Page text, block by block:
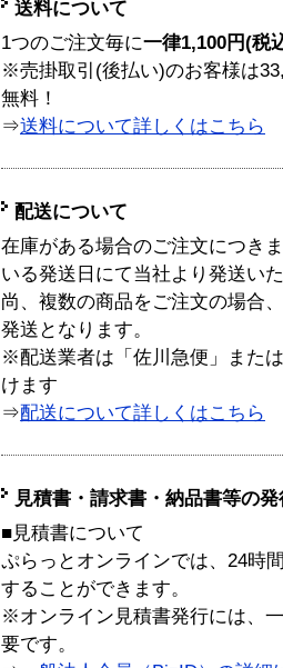
送料について
1つのご注文毎に一律1,100円(税
※売掛取引(後払い)のお客様は
無料！
⇒送料について詳しくはこちら
配送について
在庫がある場合のご注文につき
いる発送日にて当社より発送い
尚、複数の商品をご注文の場合
発送となります。
※配送業者は「佐川急便」また
けます
⇒配送について詳しくはこちら
見積書・請求書・納品書等の
■見積書について
ぷらっとオンラインでは、24時
することができます。
※オンライン見積書発行には、
要です。